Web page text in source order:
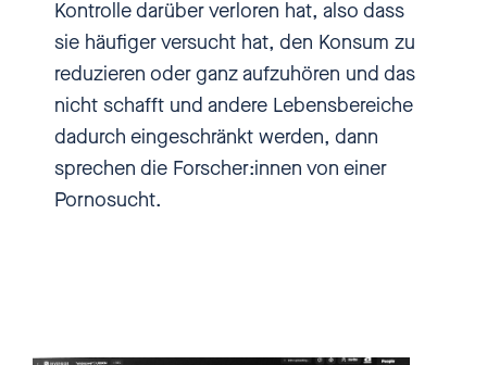
Podcast geht es um persönliche
Geschichten, um akute
Missständen und um die Frage,
was man tun kann, damit sich
was ändert. Hier ist einbiszwei.
Schön, dass du uns zuhörst.
Kontrolle darüber verloren hat, also dass
sie häufiger versucht hat, den Konsum zu
reduzieren oder ganz aufzuhören und das
nicht schafft und andere Lebensbereiche
dadurch eingeschränkt werden, dann
sprechen die Forscher:innen von einer
Pornosucht.